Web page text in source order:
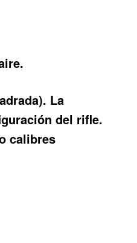
La
del rifle.
calibres